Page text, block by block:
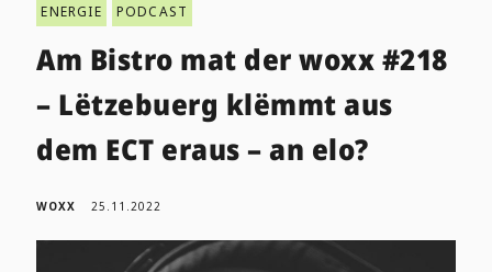
ENERGIE PODCAST
Am Bistro mat der woxx #218
– Lëtzebuerg klëmmt aus
dem ECT eraus – an elo?
WOXX 25.11.2022